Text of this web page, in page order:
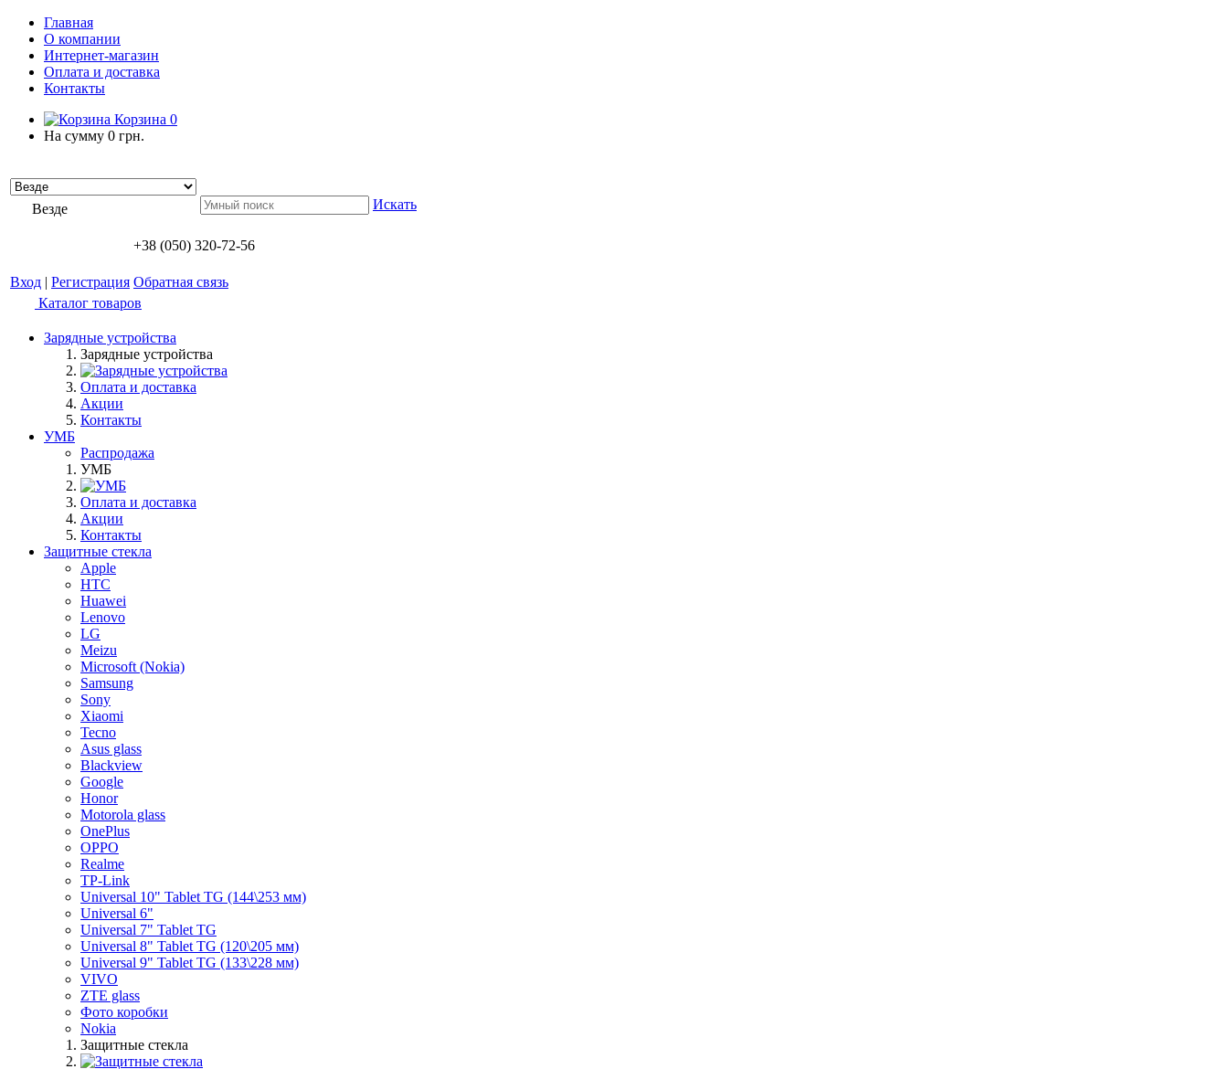
Главная
О компании
Интернет-магазин
Оплата и доставка
Контакты
Корзина 0
На сумму 0 грн.
Везде Искать
+38 (050) 320-72-56
Вход | Регистрация Обратная связь
Каталог товаров
Зарядные устройства
Зарядные устройства
Оплата и доставка
Акции
Контакты
УМБ
Распродажа
УМБ
Оплата и доставка
Акции
Контакты
Защитные стекла
Apple
HTC
Huawei
Lenovo
LG
Meizu
Microsoft (Nokia)
Samsung
Sony
Xiaomi
Tecno
Asus glass
Blackview
Google
Honor
Motorola glass
OnePlus
OPPO
Realme
TP-Link
Universal 10" Tablet TG (144\253 мм)
Universal 6"
Universal 7" Tablet TG
Universal 8" Tablet TG (120\205 мм)
Universal 9" Tablet TG (133\228 мм)
VIVO
ZTE glass
Фото коробки
Nokia
Защитные стекла